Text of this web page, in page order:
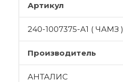
Артикул
240-1007375-А1 ( ЧАМЗ )
Производитель
АНТАЛИС